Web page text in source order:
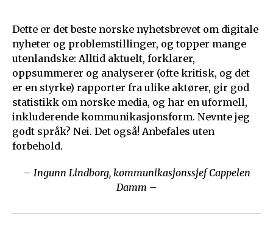
Dette er det beste norske nyhetsbrevet om digitale
nyheter og problemstillinger, og topper mange
utenlandske: Alltid aktuelt, forklarer,
oppsummerer og analyserer (ofte kritisk, og det
er en styrke) rapporter fra ulike aktører, gir god
statistikk om norske media, og har en uformell,
inkluderende kommunikasjonsform. Nevnte jeg
godt språk? Nei. Det også! Anbefales uten
forbehold.
– Ingunn Lindborg, kommunikasjonssjef Cappelen
Damm –